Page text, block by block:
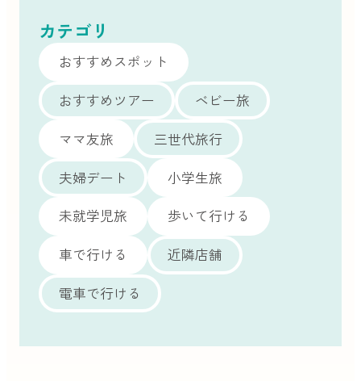
カテゴリ
おすすめスポット
おすすめツアー
ベビー旅
ママ友旅
三世代旅行
夫婦デート
小学生旅
未就学児旅
歩いて行ける
車で行ける
近隣店舗
電車で行ける